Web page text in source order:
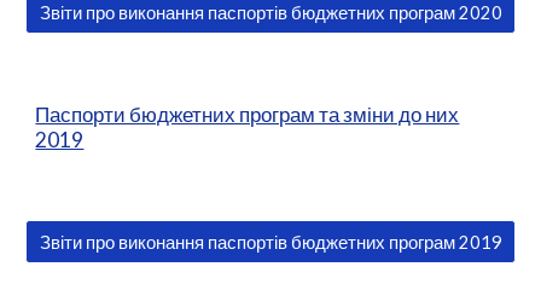
Звіти про виконання паспортів бюджетних програм 2020
Паспорти бюджетних програм та зміни до них
2019
Звіти про виконання паспортів бюджетних програм 2019